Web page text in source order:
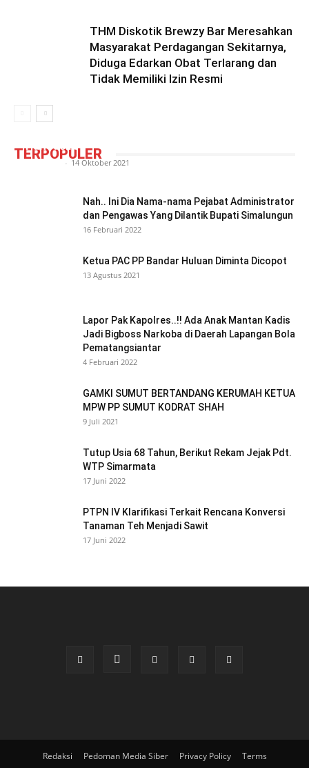
THM Diskotik Brewzy Bar Meresahkan
Masyarakat Perdagangan Sekitarnya,
Diduga Edarkan Obat Terlarang dan
Tidak Memiliki Izin Resmi
TERPOPULER
Pancasila
- 14 Oktober 2021
Nah.. Ini Dia Nama-nama Pejabat Administrator
dan Pengawas Yang Dilantik Bupati Simalungun
16 Februari 2022
Ketua PAC PP Bandar Huluan Diminta Dicopot
13 Agustus 2021
Lapor Pak Kapolres..!! Ada Anak Mantan Kadis
Jadi Bigboss Narkoba di Daerah Lapangan Bola
Pematangsiantar
4 Februari 2022
GAMKI SUMUT BERTANDANG KERUMAH KETUA
MPW PP SUMUT KODRAT SHAH
9 Juli 2021
Tutup Usia 68 Tahun, Berikut Rekam Jejak Pdt.
WTP Simarmata
17 Juni 2022
PTPN IV Klarifikasi Terkait Rencana Konversi
Tanaman Teh Menjadi Sawit
17 Juni 2022
Redaksi Pedoman Media Siber Privacy Policy Terms